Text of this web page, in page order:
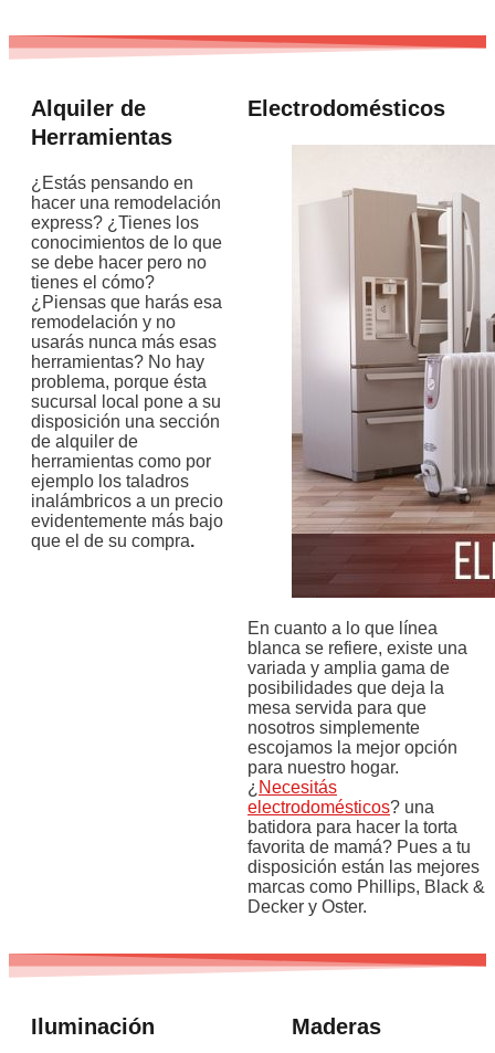
Alquiler de
Herramientas
¿Estás pensando en
hacer una remodelación
express? ¿Tienes los
conocimientos de lo que
se debe hacer pero no
tienes el cómo?
¿Piensas que harás esa
remodelación y no
usarás nunca más esas
herramientas? No hay
problema, porque ésta
sucursal local pone a su
disposición una sección
de alquiler de
herramientas como por
ejemplo los taladros
inalámbricos a un precio
evidentemente más bajo
que el de su compra.
Electrodomésticos
En cuanto a lo que línea
blanca se refiere, existe una
variada y amplia gama de
posibilidades que deja la
mesa servida para que
nosotros simplemente
escojamos la mejor opción
para nuestro hogar.
¿Necesitás
electrodomésticos? una
batidora para hacer la torta
favorita de mamá? Pues a tu
disposición están las mejores
marcas como Phillips, Black &
Decker y Oster.
Iluminación Maderas